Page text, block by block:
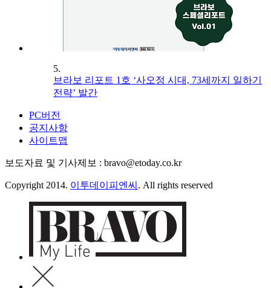
5.
브라보 리포트 1호 ‘사오정 시대, 73세까지 일하기
전략’ 발간
PC버전
공지사항
사이트맵
보도자료 및 기사제보 : bravo@etoday.co.kr
Copyright 2014. 이투데이피엔씨 . All rights reserved